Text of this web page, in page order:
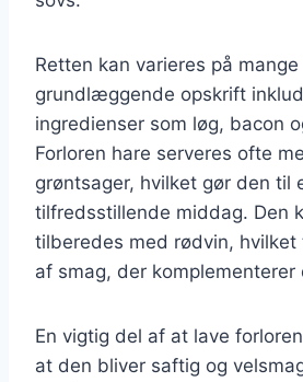
Retten kan varieres på
grundlæggende opskrift
ingredienser som løg, bacon
Forloren hare serveres ofte
grøntsager, hvilket gør den til
tilfredsstillende middag. Den
tilberedes med rødvin,
af smag, der
En vigtig del af at lave
at den bliver saftig og